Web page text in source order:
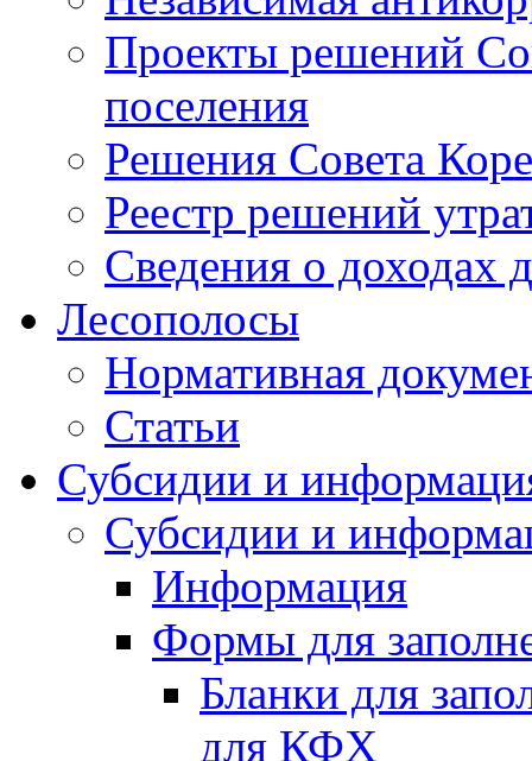
Проекты решений
поселения
Решения Совета
Реестр решений
Сведения о доходах
Лесополосы
Нормативная
Статьи
Субсидии и
Субсидии и
Информация
Формы для
Бланки для
для КФХ